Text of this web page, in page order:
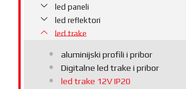
led paneli
led reflektori
led trake
aluminijski profili i pribor
Digitalne led trake i pribor
led trake 12V IP20